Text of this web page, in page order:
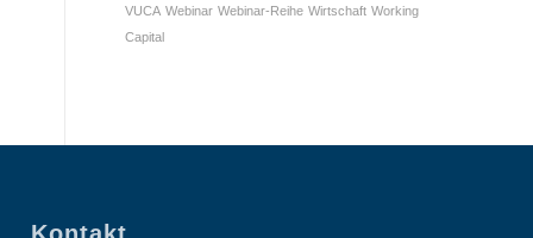
VUCA Webinar Webinar-Reihe Wirtschaft Working
Capital